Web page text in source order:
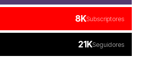
8KSubscriptores
21KSeguidores